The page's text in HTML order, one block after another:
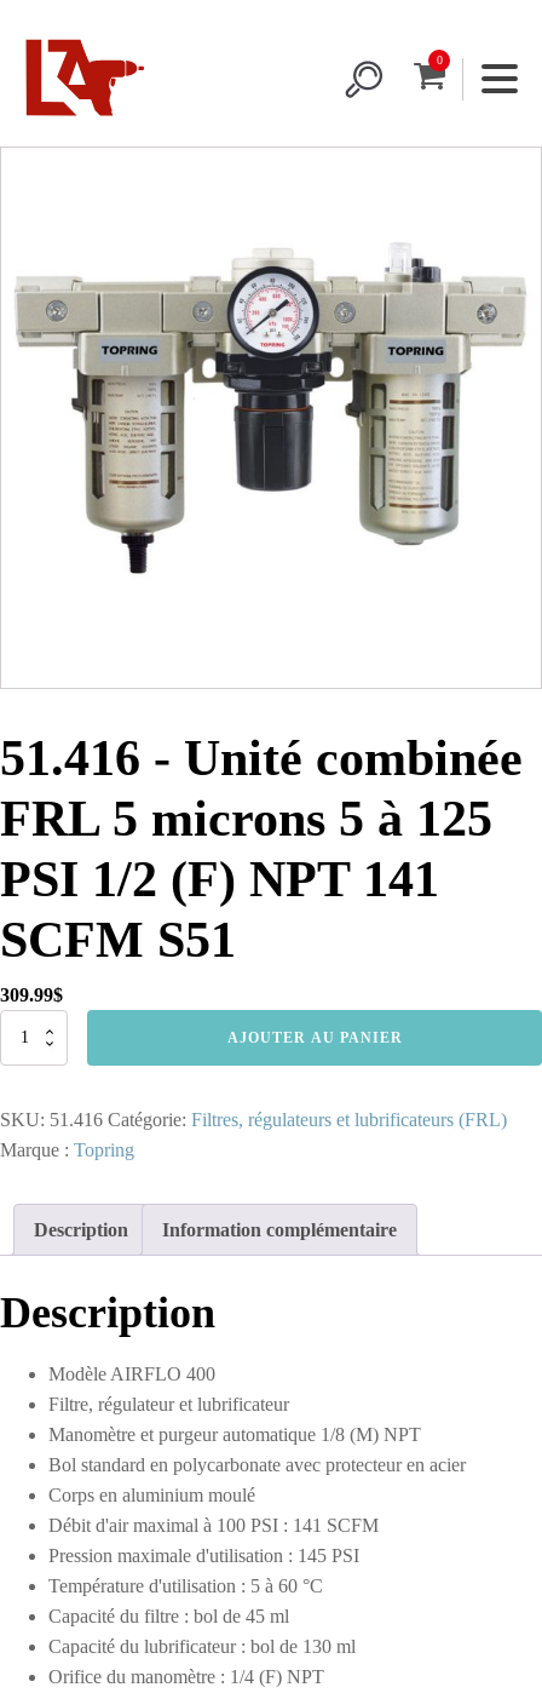
51.416 - Unité combinée
FRL 5 microns 5 à 125
PSI 1/2 (F) NPT 141
SCFM S51
309.99$
quantité
Unité
combinée
à
PSI
1/2
AJOUTER AU PANIER
SKU: 51.416 Catégorie: Filtres, régulateurs et lubrificateurs (FRL)
Marque : Topring
Description Information complémentaire
Description
Modèle AIRFLO 400
Filtre, régulateur et lubrificateur
Manomètre et purgeur automatique 1/8 (M) NPT
Bol standard en polycarbonate avec protecteur en acier
Corps en aluminium moulé
Débit d'air maximal à 100 PSI : 141 SCFM
Pression maximale d'utilisation : 145 PSI
Température d'utilisation : 5 à 60 °C
Capacité du filtre : bol de 45 ml
Capacité du lubrificateur : bol de 130 ml
Orifice du manomètre : 1/4 (F) NPT